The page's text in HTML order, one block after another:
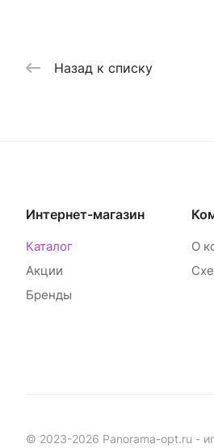
Назад к списку
Интернет-магазин
Каталог
Акции
Бренды
О
© 2023-2026 Panorama-opt.ru -